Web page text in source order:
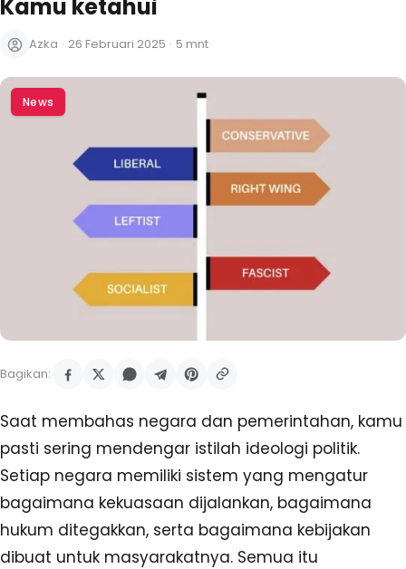
Kamu ketahui
Azka · 26 Februari 2025 · 5 mnt
News
Bagikan:
Saat membahas negara dan pemerintahan, kamu
pasti sering mendengar istilah ideologi politik.
Setiap negara memiliki sistem yang mengatur
bagaimana kekuasaan dijalankan, bagaimana
hukum ditegakkan, serta bagaimana kebijakan
dibuat untuk masyarakatnya. Semua itu